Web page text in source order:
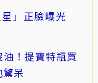
」正臉曝光
！提寶特瓶買
呆